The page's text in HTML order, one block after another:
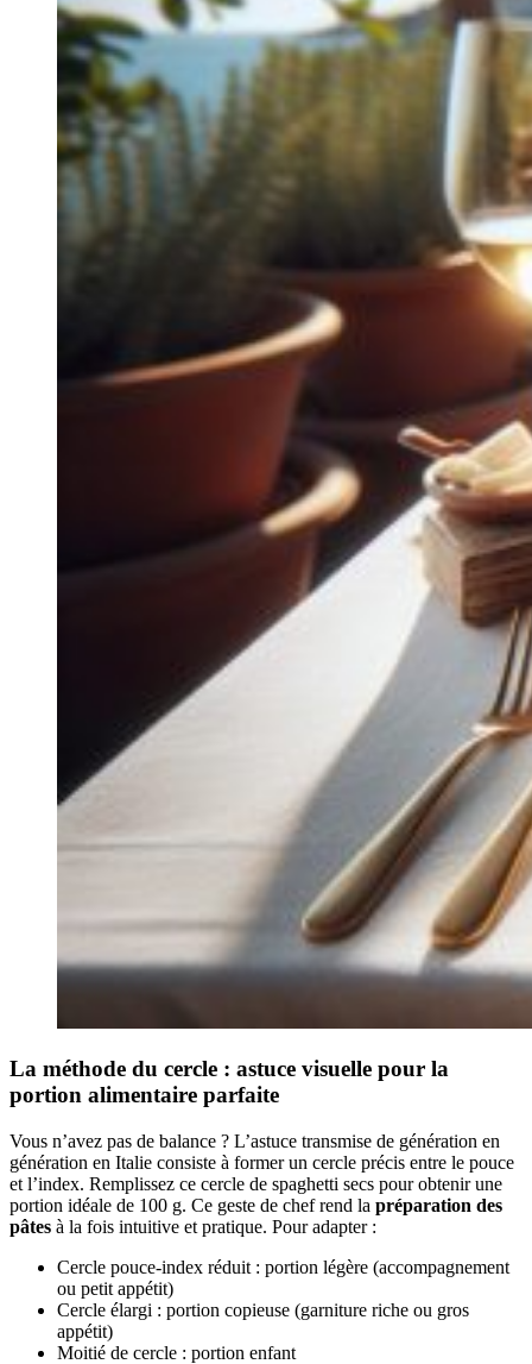
La méthode du cercle : astuce visuelle pour la
portion alimentaire parfaite
Vous n’avez pas de balance ? L’astuce transmise de génération en
génération en Italie consiste à former un cercle précis entre le pouce
et l’index. Remplissez ce cercle de spaghetti secs pour obtenir une
portion idéale de 100 g. Ce geste de chef rend la préparation des
pâtes à la fois intuitive et pratique. Pour adapter :
Cercle pouce-index réduit : portion légère (accompagnement
ou petit appétit)
Cercle élargi : portion copieuse (garniture riche ou gros
appétit)
Moitié de cercle : portion enfant